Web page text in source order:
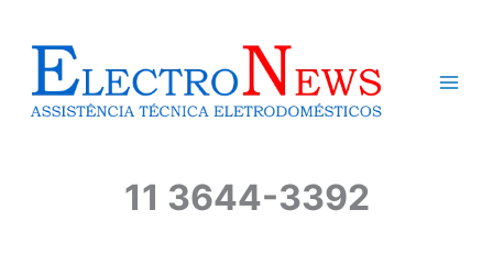
conteúdo
11 3644-3392